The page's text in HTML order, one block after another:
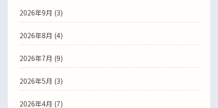
2026年9月 (3)
2026年8月 (4)
2026年7月 (9)
2026年5月 (3)
2026年4月 (7)